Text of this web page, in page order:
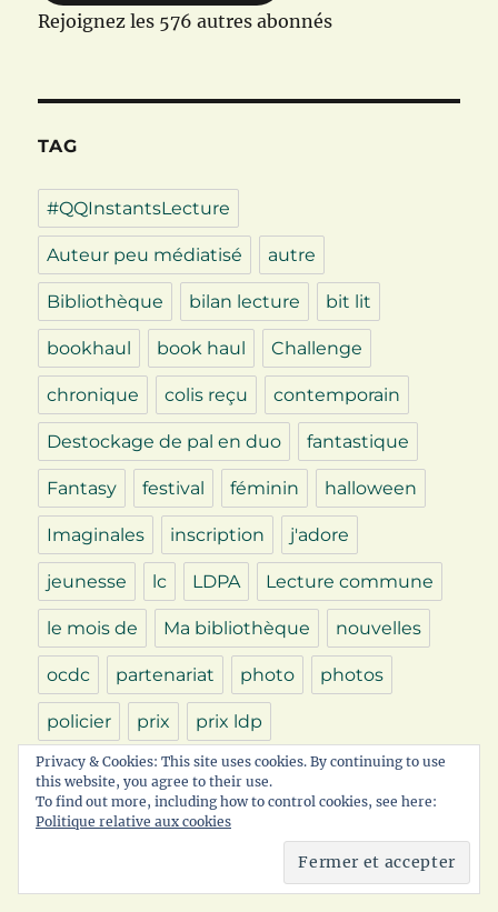
Rejoignez les 576 autres abonnés
TAG
#QQInstantsLecture
Auteur peu médiatisé autre
Bibliothèque bilan lecture bit lit
bookhaul book haul Challenge
chronique colis reçu contemporain
Destockage de pal en duo fantastique
Fantasy festival féminin halloween
Imaginales inscription j'adore
jeunesse lc LDPA Lecture commune
le mois de Ma bibliothèque nouvelles
ocdc partenariat photo photos
policier prix prix ldp
quelques instants de lecture SF SFFF
SWAP thriller TTT un mot des titres
Young adult
Privacy & Cookies: This site uses cookies. By continuing to use
this website, you agree to their use.
To find out more, including how to control cookies, see here:
Politique relative aux cookies